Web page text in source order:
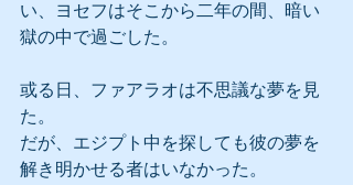
い、ヨセフはそこから二年の間、暗い
獄の中で過ごした。
或る日、ファアラオは不思議な夢を見
た。
だが、エジプト中を探しても彼の夢を
解き明かせる者はいなかった。